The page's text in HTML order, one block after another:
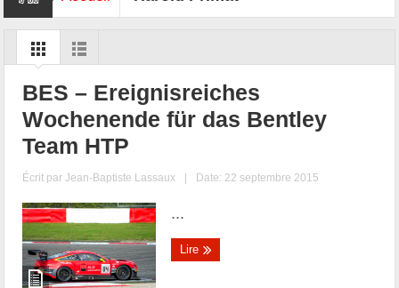
BES – Ereignisreiches
Wochenende für das Bentley
Team HTP
Écrit parJean-Baptiste Lassaux | Date: 22 septembre 2015
...
Lire